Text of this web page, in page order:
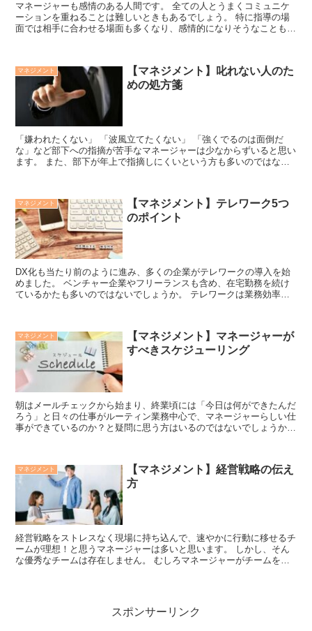
マネージャーも感情のある人間です。 全ての人とうまくコミュニケ
ーションを重ねることは難しいときもあるでしょう。 特に指導の場
面では相手に合わせる場面も多くなり、感情的になりそうなことも多
マネジメント
【マネジメント】叱れない人のた
めの処方箋
「嫌われたくない」 「波風立てたくない」 「強くでるのは面倒だ
な」など部下への指摘が苦手なマネージャーは少なからずいると思い
ます。 また、部下が年上で指摘しにくいという方も多いのではない
マネジメント
【マネジメント】テレワーク5つ
のポイント
DX化も当たり前のように進み、多くの企業がテレワークの導入を始
めました。 ベンチャー企業やフリーランスも含め、在宅勤務を続け
ているかたも多いのではないでしょうか。 テレワークは業務効率が
マネジメント
【マネジメント】マネージャーが
すべきスケジューリング
朝はメールチェックから始まり、終業頃には「今日は何ができたんだ
ろう」と日々の仕事がルーティン業務中心で、マネージャーらしい仕
事ができているのか？と疑問に思う方はいるのではないでしょうか。
マネジメント
【マネジメント】経営戦略の伝え
方
経営戦略をストレスなく現場に持ち込んで、速やかに行動に移せるチ
ームが理想！と思うマネージャーは多いと思います。 しかし、そん
な優秀なチームは存在しません。 むしろマネージャーがチームを動
スポンサーリンク